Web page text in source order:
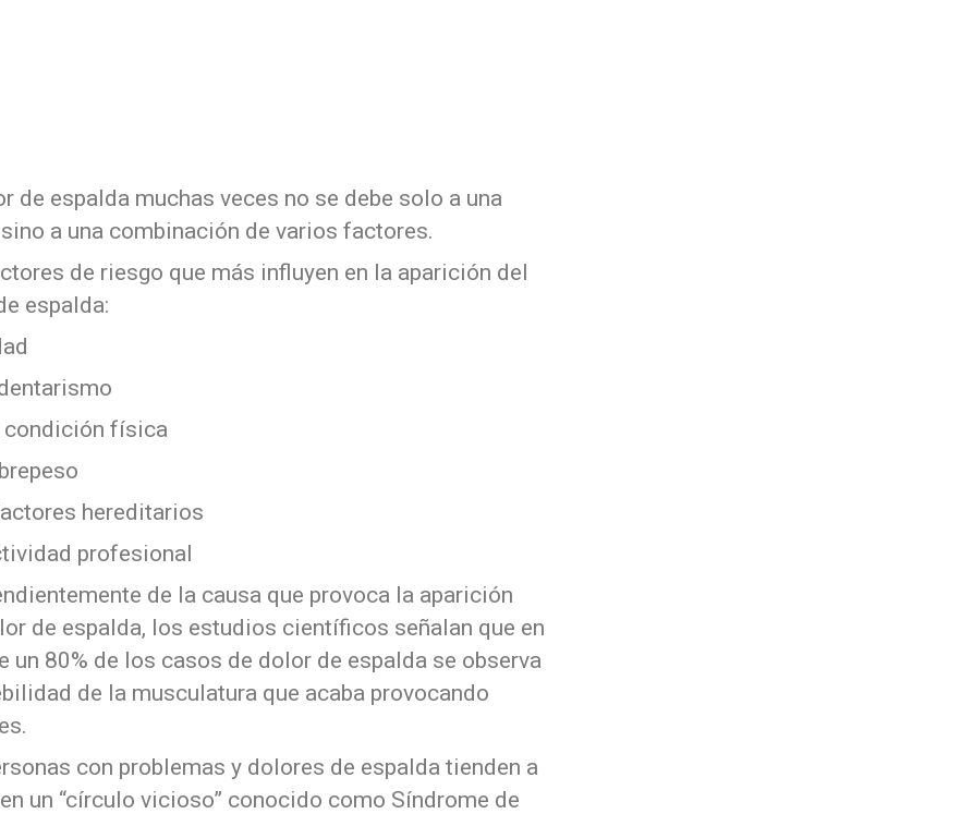
de espalda muchas veces no se debe solo a una
a una combinación de varios factores.
de riesgo que más influyen en la aparición del
espalda:
condición física
hereditarios
profesional
de la causa que provoca la aparición
de espalda, los estudios científicos señalan que en
un 80% de los casos de dolor de espalda se observa
de la musculatura que acaba provocando
con problemas y dolores de espalda tienden a
un “círculo vicioso” conocido como Síndrome de